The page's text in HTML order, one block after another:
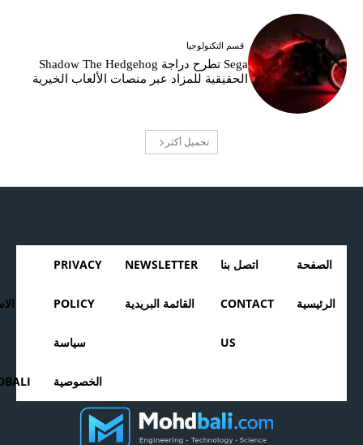
قسم التكنولوجيا
Sega تطرح دراجة Shadow The Hedgehog
الحقيقية للمزاد عبر منصات الألعاب الخيرية
تحميل أكثر
الصفحة
الرئيسية
اتصل بنا
CONTACT
US
NEWSLETTER
القائمة البريدية
PRIVACY
POLICY
سياسة
الخصوصية